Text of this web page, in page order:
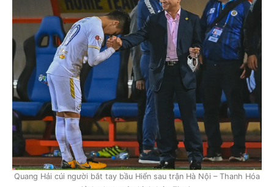
Quang Hải cúi người bắt tay bầu Hiển sau trận Hà Nội – Thanh Hóa